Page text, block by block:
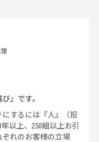
』です。
にするには『人』（担
以上、250組以上お引
れのお客様の立場